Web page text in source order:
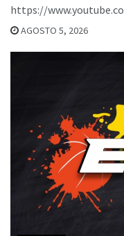
https://
AGOSTO 5, 2026